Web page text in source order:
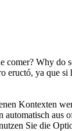
comer? Why do
eructó, ya que si
Kontexten
Sie die